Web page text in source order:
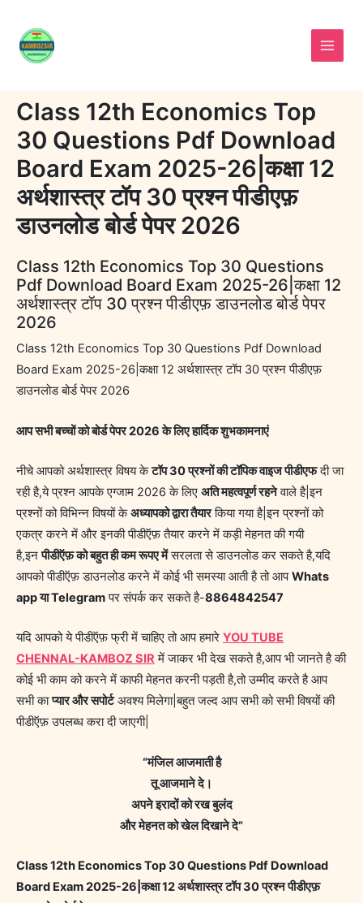
content
Class 12th Economics Top
30 Questions Pdf Download
Board Exam 2025-26|कक्षा 12
अर्थशास्त्र टॉप 30 प्रश्न पीडीएफ़
डाउनलोड बोर्ड पेपर 2026
Class 12th Economics Top 30 Questions
Pdf Download Board Exam 2025-26|कक्षा 12
अर्थशास्त्र टॉप 30 प्रश्न पीडीएफ़ डाउनलोड बोर्ड पेपर
2026
Class 12th Economics Top 30 Questions Pdf Download
Board Exam 2025-26|कक्षा 12 अर्थशास्त्र टॉप 30 प्रश्न पीडीएफ़
डाउनलोड बोर्ड पेपर 2026
आप सभी बच्चों को बोर्ड पेपर 2026 के लिए हार्दिक शुभकामनाएं
नीचे आपको अर्थशास्त्र विषय केटॉप 30 प्रश्नों की टॉपिक वाइज पीडीएफदी जा
रही है,ये प्रश्न आपके एग्जाम 2026 के लिए अति महत्वपूर्ण रहनेवाले है|इन
प्रश्नों को विभिन्न विषयों केअध्यापको द्वारा तैयारकिया गया है|इन प्रश्नों को
एकत्र करने में और इनकी पीडीऍफ़ तैयार करने में कड़ी मेहनत की गयी
है,इनपीडीऍफ़ को बहुत ही कम रूपए मेंसरलता से डाउनलोड कर सकते है,यदि
आपको पीडीऍफ़ डाउनलोड करने में कोई भी समस्या आती है तो आपWhats
app या Telegramपर संपर्क कर सकते है-8864842547
यदि आपको ये पीडीऍफ़ फ्री में चाहिए तो आप हमारे YOU TUBE
CHENNAL-KAMBOZ SIR में जाकर भी देख सकते है,आप भी जानते है की
कोई भी काम को करने में काफी मेहनत करनी पड़ती है,तो उम्मीद करते है आप
सभी काप्यार और सपोर्टअवश्य मिलेगा|बहुत जल्द आप सभी को सभी विषयों की
पीडीऍफ़ उपलब्ध करा दी जाएगी|
“मंजिल आजमाती है
तू आजमाने दे।
अपने इरादों को रख बुलंद
और मेहनत को खेल दिखाने दे”
Class 12th Economics Top 30 Questions Pdf Download
Board Exam 2025-26|कक्षा 12 अर्थशास्त्र टॉप 30 प्रश्न पीडीएफ़